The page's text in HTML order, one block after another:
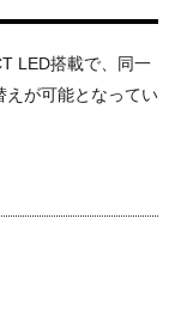
LED搭載で、同一
えが可能となってい